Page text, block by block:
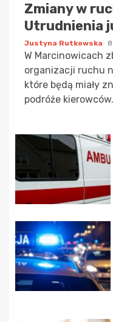
Zmiany w
Utrudnienia
Justyna Rutkowska
W Marcinowicach
organizacji ruchu
które będą miały
podróże